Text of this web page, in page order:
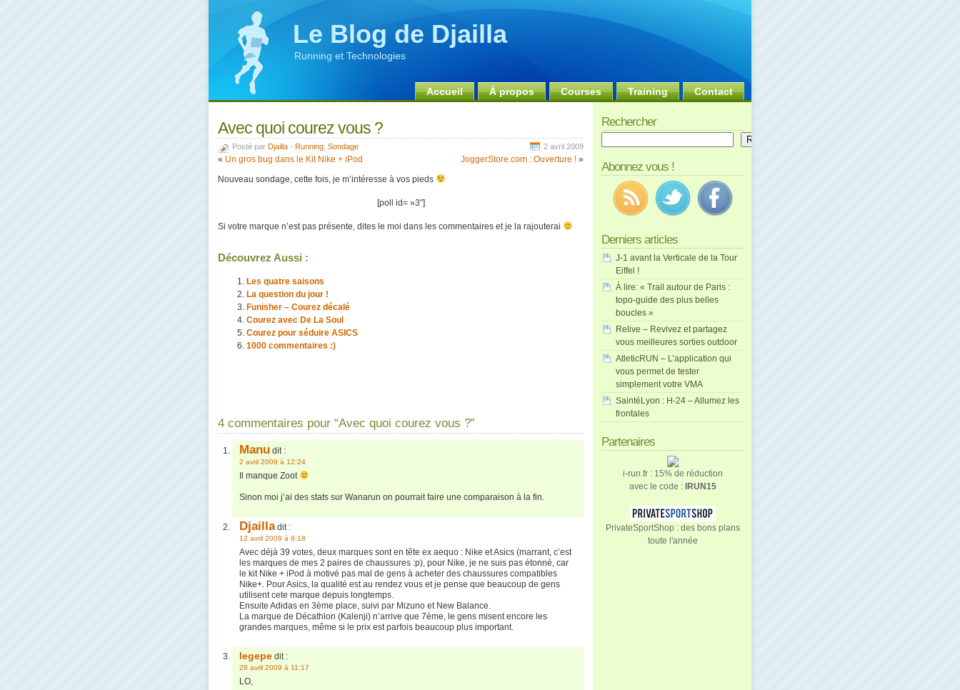
Le Blog de Djailla
Running et Technologies
Accueil À propos Courses Training Contact
Avec quoi courez vous ?
Posté par Djailla - Running Sondage 2 avril 2009
« Un gros bug dans le Kit Nike + iPod JoggerStore.com : Ouverture ! »
Nouveau sondage, cette fois, je m’intéresse à vos pieds
[poll id= »3″]
Si votre marque n’est pas présente, dites le moi dans les commentaires et je la rajouterai
Découvrez Aussi :
Les quatre saisons
La question du jour !
Funisher – Courez décalé
Courez avec De La Soul
Courez pour séduire ASICS
1000 commentaires :)
4 commentaires pour “Avec quoi courez vous ?”
Manu dit :
2 avril 2009 à 12:24
Il manque Zoot
Sinon moi j’ai des stats sur Wanarun on pourrait faire une comparaison à la fin.
Djailladit :
12 avril 2009 à 9:18
Avec déjà 39 votes, deux marques sont en tête ex aequo : Nike et Asics (marrant, c’est
les marques de mes 2 paires de chaussures :p), pour Nike, je ne suis pas étonné, car
le kit Nike + iPod à motivé pas mal de gens à acheter des chaussures compatibles
Nike+. Pour Asics, la qualité est au rendez vous et je pense que beaucoup de gens
utilisent cete marque depuis longtemps.
Ensuite Adidas en 3ème place, suivi par Mizuno et New Balance.
La marque de Décathlon (Kalenji) n’arrive que 7ème, le gens misent encore les
grandes marques, même si le prix est parfois beaucoup plus important.
legepe dit :
28 avril 2009 à 11:17
LO,
Rechercher
Rechercher
Abonnez vous !
Derniers articles
J-1 avant la Verticale de la Tour
Eiffel !
À lire: « Trail autour de Paris :
topo-guide des plus belles
boucles »
Relive – Revivez et partagez
vous meilleures sorties outdoor
AtleticRUN – L’application qui
vous permet de tester
simplement votre VMA
SaintéLyon : H-24 – Allumez les
frontales
Partenaires
i-run.fr : 15% de réduction
avec le code : IRUN15
PrivateSportShop : des bons plans
toute l'année